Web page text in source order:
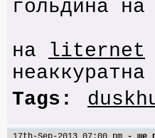
гольдина
на liternet
неаккуратна
Tags: